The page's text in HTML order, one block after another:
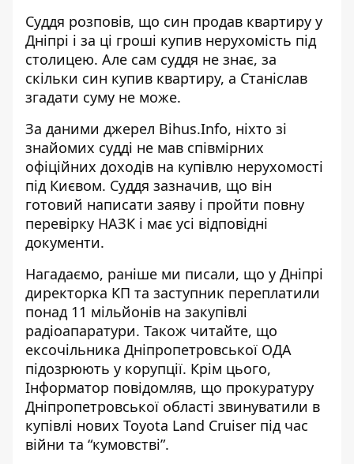
Суддя розповів, що син продав квартиру у
Дніпрі і за ці гроші купив нерухомість під
столицею. Але сам суддя не знає, за
скільки син купив квартиру, а Станіслав
згадати суму не може.
За даними джерел Bihus.Info, ніхто зі
знайомих судді не мав співмірних
офіційних доходів на купівлю нерухомості
під Києвом. Суддя зазначив, що він
готовий написати заяву і пройти повну
перевірку НАЗК і має усі відповідні
документи.
Нагадаємо, раніше ми писали, що у Дніпрі
директорка КП та заступник переплатили
понад 11 мільйонів на закупівлі
радіоапаратури. Також читайте, що
ексочільника Дніпропетровської ОДА
підозрюють у корупції. Крім цього,
Інформатор повідомляв, що прокуратуру
Дніпропетровської області звинуватили в
купівлі нових Toyota Land Cruiser під час
війни та “кумовстві”.